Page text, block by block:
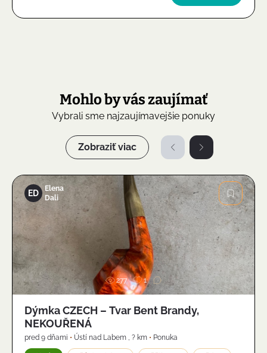
Mohlo by vás zaujímať
Vybrali sme najzaujímavejšie ponuky
Zobraziť viac
Obrázok
ED
Elena
Dali
277 1
Dýmka CZECH – Tvar Bent Brandy,
NEKOUŘENÁ
pred 9 dňami • Ústí nad Labem , ? km • Ponuka